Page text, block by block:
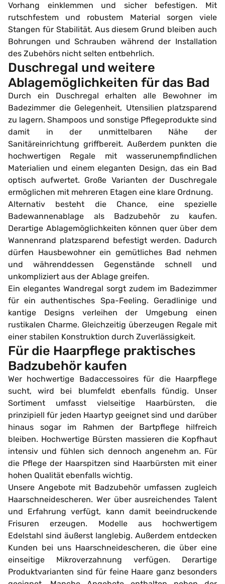
Vorhang einklemmen und sicher befestigen. Mit
rutschfestem und robustem Material sorgen viele
Stangen für Stabilität. Aus diesem Grund bleiben auch
Bohrungen und Schrauben während der Installation
des Zubehörs nicht selten entbehrlich.
Duschregal und weitere
Ablagemöglichkeiten für das Bad
Durch ein Duschregal erhalten alle Bewohner im
Badezimmer die Gelegenheit, Utensilien platzsparend
zu lagern. Shampoos und sonstige Pflegeprodukte sind
damit in der unmittelbaren Nähe der
Sanitäreinrichtung griffbereit. Außerdem punkten die
hochwertigen Regale mit wasserunempfindlichen
Materialien und einem eleganten Design, das ein Bad
optisch aufwertet. Große Varianten der Duschregale
ermöglichen mit mehreren Etagen eine klare Ordnung.
Alternativ besteht die Chance, eine spezielle
Badewannenablage als Badzubehör zu kaufen.
Derartige Ablagemöglichkeiten können quer über dem
Wannenrand platzsparend befestigt werden. Dadurch
dürfen Hausbewohner ein gemütliches Bad nehmen
und währenddessen Gegenstände schnell und
unkompliziert aus der Ablage greifen.
Ein elegantes Wandregal sorgt zudem im Badezimmer
für ein authentisches Spa-Feeling. Geradlinige und
kantige Designs verleihen der Umgebung einen
rustikalen Charme. Gleichzeitig überzeugen Regale mit
einer stabilen Konstruktion durch Zuverlässigkeit.
Für die Haarpflege praktisches
Badzubehör kaufen
Wer hochwertige Badaccessoires für die Haarpflege
sucht, wird bei blumfeldt ebenfalls fündig. Unser
Sortiment umfasst vielseitige Haarbürsten, die
prinzipiell für jeden Haartyp geeignet sind und darüber
hinaus sogar im Rahmen der Bartpflege hilfreich
bleiben. Hochwertige Bürsten massieren die Kopfhaut
intensiv und fühlen sich dennoch angenehm an. Für
die Pflege der Haarspitzen sind Haarbürsten mit einer
hohen Qualität ebenfalls wichtig.
Unsere Angebote mit Badzubehör umfassen zugleich
Haarschneidescheren. Wer über ausreichendes Talent
und Erfahrung verfügt, kann damit beeindruckende
Frisuren erzeugen. Modelle aus hochwertigem
Edelstahl sind äußerst langlebig. Außerdem entdecken
Kunden bei uns Haarschneidescheren, die über eine
einseitige Mikroverzahnung verfügen. Derartige
Produktvarianten sind für feine Haare ganz besonders